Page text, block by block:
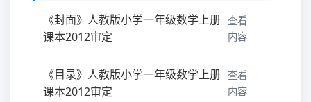
《封面》人教版小学一年级数学上册
课本2012审定
查看
内容
《目录》人教版小学一年级数学上册
课本2012审定
查看
内容